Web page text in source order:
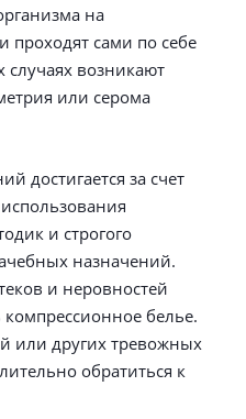
на
проходят сами по себе
случаях возникают
или серома
достигается за счет
и строгого
назначений.
и неровностей
белье.
или других тревожных
обратиться к